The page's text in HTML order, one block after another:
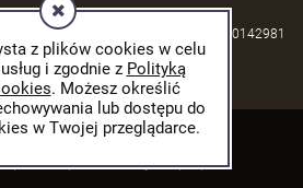
z plików cookies w celu
i zgodnie z Polityką
. Możesz określić
lub dostępu do
w Twojej przeglądarce.
| NIP: 5380004253 | REGON: 030142981
prawa zastrzeżone.
Sklep internetowy Shoper.pl